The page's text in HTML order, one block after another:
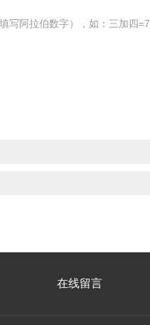
写阿拉伯数字），如：三加四=7
在线留言